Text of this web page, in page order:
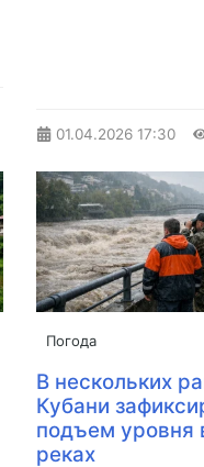
01.04.2026 17:30
Погода
В нескольких
Кубани
подъем уровня
реках